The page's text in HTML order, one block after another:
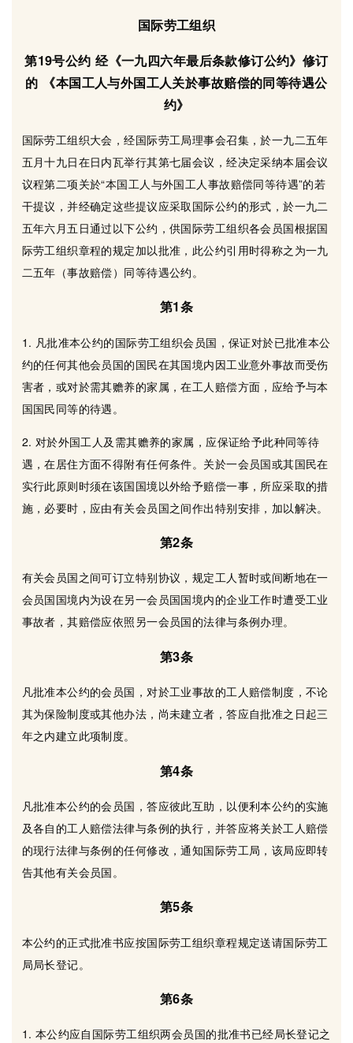
国际劳工组织
第19号公约 经《一九四六年最后条款修订公约》修订
的 《本国工人与外国工人关於事故赔偿的同等待遇公
约》
国际劳工组织大会，经国际劳工局理事会召集，於一九二五年
五月十九日在日内瓦举行其第七届会议，经决定采纳本届会议
议程第二项关於“本国工人与外国工人事故赔偿同等待遇”的若
干提议，并经确定这些提议应采取国际公约的形式，於一九二
五年六月五日通过以下公约，供国际劳工组织各会员国根据国
际劳工组织章程的规定加以批准，此公约引用时得称之为一九
二五年（事故赔偿）同等待遇公约。
第1条
1. 凡批准本公约的国际劳工组织会员国，保证对於已批准本公
约的任何其他会员国的国民在其国境内因工业意外事故而受伤
害者，或对於需其赡养的家属，在工人赔偿方面，应给予与本
国国民同等的待遇。
2. 对於外国工人及需其赡养的家属，应保证给予此种同等待
遇，在居住方面不得附有任何条件。关於一会员国或其国民在
实行此原则时须在该国国境以外给予赔偿一事，所应采取的措
施，必要时，应由有关会员国之间作出特别安排，加以解决。
第2条
有关会员国之间可订立特别协议，规定工人暂时或间断地在一
会员国国境内为设在另一会员国国境内的企业工作时遭受工业
事故者，其赔偿应依照另一会员国的法律与条例办理。
第3条
凡批准本公约的会员国，对於工业事故的工人赔偿制度，不论
其为保险制度或其他办法，尚未建立者，答应自批准之日起三
年之内建立此项制度。
第4条
凡批准本公约的会员国，答应彼此互助，以便利本公约的实施
及各自的工人赔偿法律与条例的执行，并答应将关於工人赔偿
的现行法律与条例的任何修改，通知国际劳工局，该局应即转
告其他有关会员国。
第5条
本公约的正式批准书应按国际劳工组织章程规定送请国际劳工
局局长登记。
第6条
1. 本公约应自国际劳工组织两会员国的批准书已经局长登记之